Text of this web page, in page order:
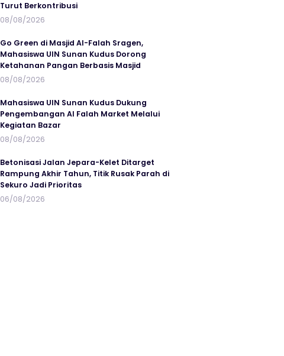
Turut Berkontribusi
08/08/2026
Go Green di Masjid Al-Falah Sragen,
Mahasiswa UIN Sunan Kudus Dorong
Ketahanan Pangan Berbasis Masjid
08/08/2026
Mahasiswa UIN Sunan Kudus Dukung
Pengembangan Al Falah Market Melalui
Kegiatan Bazar
08/08/2026
Betonisasi Jalan Jepara-Kelet Ditarget
Rampung Akhir Tahun, Titik Rusak Parah di
Sekuro Jadi Prioritas
06/08/2026